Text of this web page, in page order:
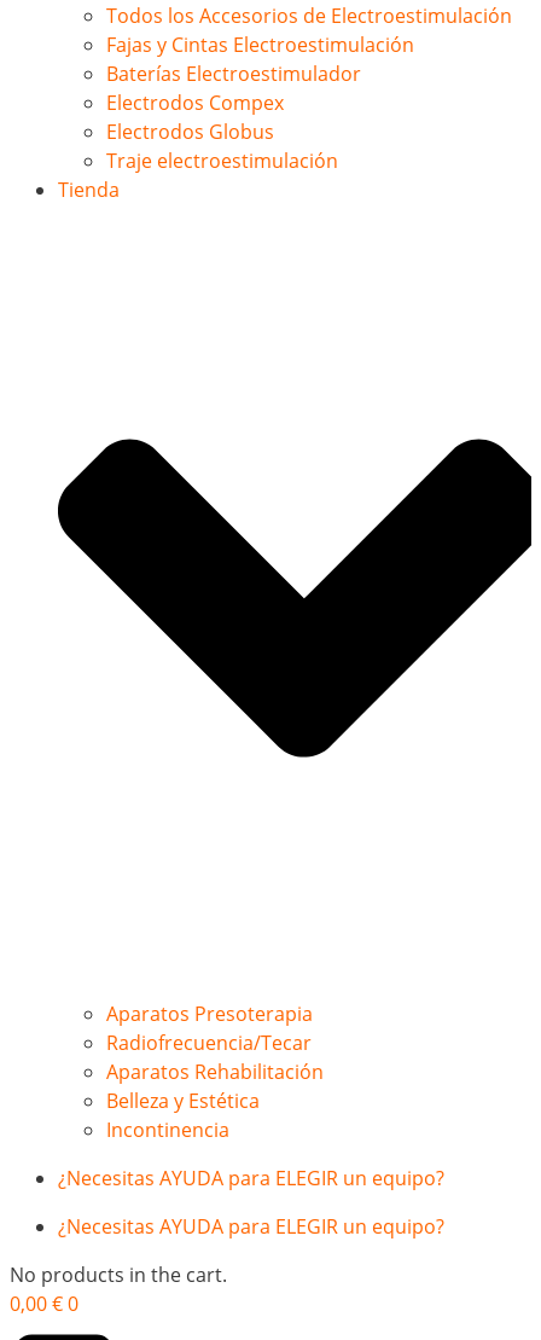
Todos los Accesorios de Electroestimulación
Fajas y Cintas Electroestimulación
Baterías Electroestimulador
Electrodos Compex
Electrodos Globus
Traje electroestimulación
Tienda
Aparatos Presoterapia
Radiofrecuencia/Tecar
Aparatos Rehabilitación
Belleza y Estética
Incontinencia
¿Necesitas AYUDA para ELEGIR un equipo?
¿Necesitas AYUDA para ELEGIR un equipo?
No products in the cart.
0,00€0